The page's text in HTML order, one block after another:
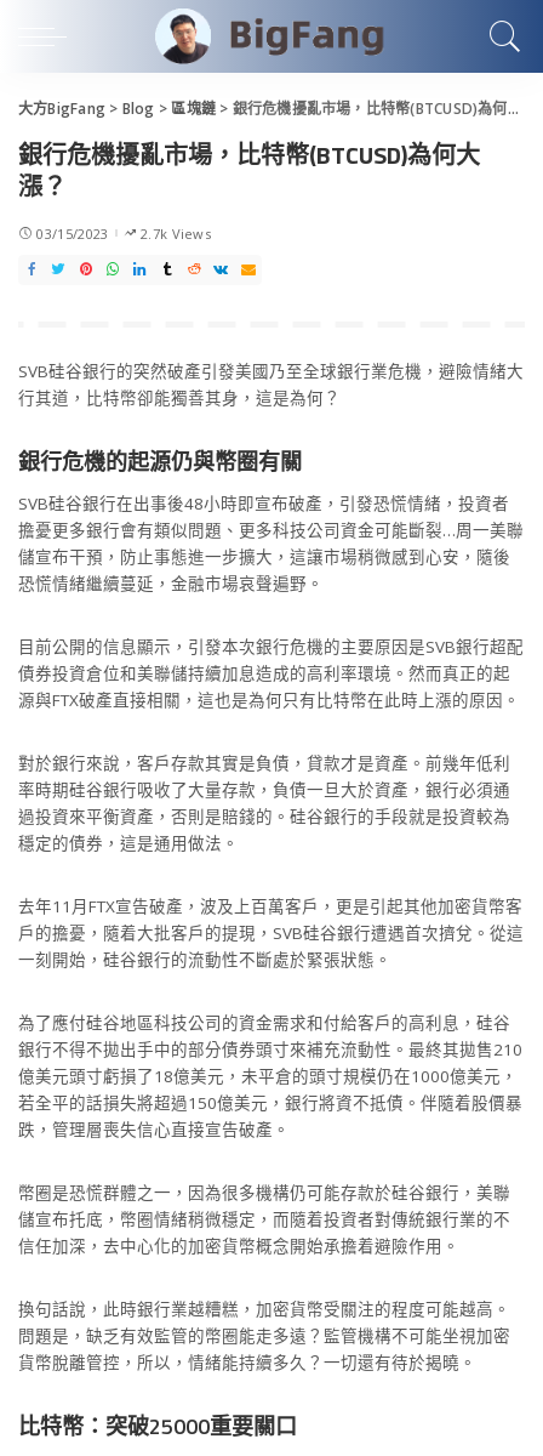
大方BigFang > Blog >區塊鏈 > 銀行危機擾亂市場，比特幣(BTCUSD)為何大漲？
銀行危機擾亂市場，比特幣(BTCUSD)為何大
漲？
03/15/2023 2.7k Views
SVB硅谷銀行的突然破產引發美國乃至全球銀行業危機，避險情緒大
行其道，比特幣卻能獨善其身，這是為何？
銀行危機的起源仍與幣圈有關
SVB硅谷銀行在出事後48小時即宣布破產，引發恐慌情緒，投資者
擔憂更多銀行會有類似問題、更多科技公司資金可能斷裂…周一美聯
儲宣布干預，防止事態進一步擴大，這讓市場稍微感到心安，隨後
恐慌情緒繼續蔓延，金融市場哀聲遍野。
目前公開的信息顯示，引發本次銀行危機的主要原因是SVB銀行超配
債券投資倉位和美聯儲持續加息造成的高利率環境。然而真正的起
源與FTX破產直接相關，這也是為何只有比特幣在此時上漲的原因。
對於銀行來說，客戶存款其實是負債，貸款才是資產。前幾年低利
率時期硅谷銀行吸收了大量存款，負債一旦大於資產，銀行必須通
過投資來平衡資產，否則是賠錢的。硅谷銀行的手段就是投資較為
穩定的債券，這是通用做法。
去年11月FTX宣告破產，波及上百萬客戶，更是引起其他加密貨幣客
戶的擔憂，隨着大批客戶的提現，SVB硅谷銀行遭遇首次擠兌。從這
一刻開始，硅谷銀行的流動性不斷處於緊張狀態。
為了應付硅谷地區科技公司的資金需求和付給客戶的高利息，硅谷
銀行不得不拋出手中的部分債券頭寸來補充流動性。最終其拋售210
億美元頭寸虧損了18億美元，未平倉的頭寸規模仍在1000億美元，
若全平的話損失將超過150億美元，銀行將資不抵債。伴隨着股價暴
跌，管理層喪失信心直接宣告破產。
幣圈是恐慌群體之一，因為很多機構仍可能存款於硅谷銀行，美聯
儲宣布托底，幣圈情緒稍微穩定，而隨着投資者對傳統銀行業的不
信任加深，去中心化的加密貨幣概念開始承擔着避險作用。
換句話說，此時銀行業越糟糕，加密貨幣受關注的程度可能越高。
問題是，缺乏有效監管的幣圈能走多遠？監管機構不可能坐視加密
貨幣脫離管控，所以，情緒能持續多久？一切還有待於揭曉。
比特幣：突破25000重要關口